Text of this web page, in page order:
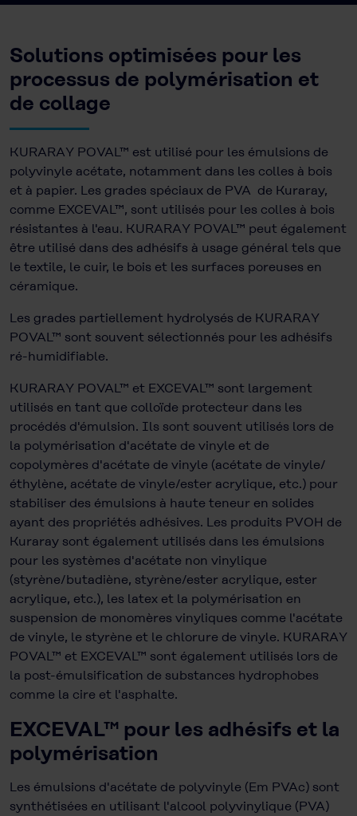
Solutions optimisées pour les
processus de polymérisation et
de collage
KURARAY POVAL™ est utilisé pour les émulsions de
polyvinyle acétate, notamment dans les colles à bois
et à papier. Les grades spéciaux de PVA de Kuraray,
comme EXCEVAL™, sont utilisés pour les colles à bois
résistantes à l'eau. KURARAY POVAL™ peut également
être utilisé dans des adhésifs à usage général tels que
le textile, le cuir, le bois et les surfaces poreuses en
céramique.
Les grades partiellement hydrolysés de KURARAY
POVAL™ sont souvent sélectionnés pour les adhésifs
ré-humidifiable.
KURARAY POVAL™ et EXCEVAL™ sont largement
utilisés en tant que colloïde protecteur dans les
procédés d'émulsion. Ils sont souvent utilisés lors de
la polymérisation d'acétate de vinyle et de
copolymères d'acétate de vinyle (acétate de vinyle/
éthylène, acétate de vinyle/ester acrylique, etc.) pour
stabiliser des émulsions à haute teneur en solides
ayant des propriétés adhésives. Les produits PVOH de
Kuraray sont également utilisés dans les émulsions
pour les systèmes d'acétate non vinylique
(styrène/butadiène, styrène/ester acrylique, ester
acrylique, etc.), les latex et la polymérisation en
suspension de monomères vinyliques comme l'acétate
de vinyle, le styrène et le chlorure de vinyle. KURARAY
POVAL™ et EXCEVAL™ sont également utilisés lors de
la post-émulsification de substances hydrophobes
comme la cire et l'asphalte.
EXCEVAL™ pour les adhésifs et la
polymérisation
Les émulsions d'acétate de polyvinyle (Em PVAc) sont
synthétisées en utilisant l'alcool polyvinylique (PVA)